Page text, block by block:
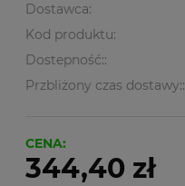
Dostawca:
Kod produktu:
Dostepność::
Przbliżony czas dostawy::
CENA:
344,40 zł